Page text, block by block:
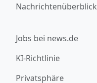
Nachrichtenüberblick
Jobs bei news.de
KI-Richtlinie
Privatsphäre